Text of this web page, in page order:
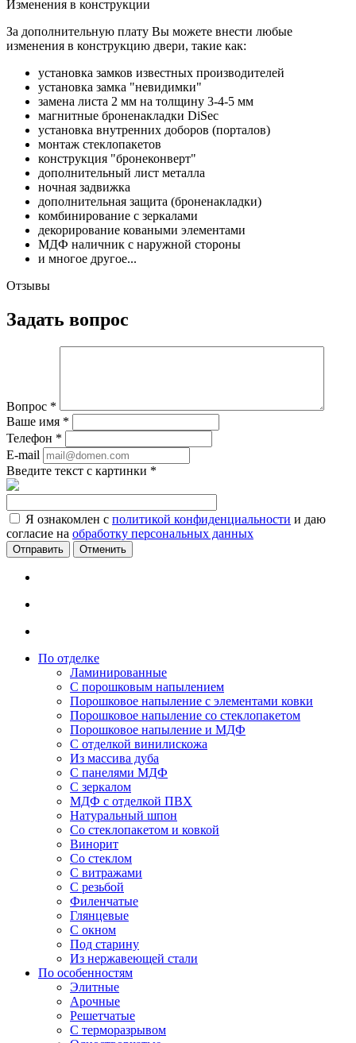
Изменения в конструкции
За дополнительную плату Вы можете внести любые
изменения в конструкцию двери, такие как:
установка замков известных производителей
установка замка "невидимки"
замена листа 2 мм на толщину 3-4-5 мм
магнитные броненакладки DiSec
установка внутренних доборов (порталов)
монтаж стеклопакетов
конструкция "бронеконверт"
дополнительный лист металла
ночная задвижка
дополнительная защита (броненакладки)
комбинирование с зеркалами
декорирование коваными элементами
МДФ наличник с наружной стороны
и многое другое...
Отзывы
Задать вопрос
Вопрос *
Ваше имя *
Телефон *
E-mail
Введите текст с картинки *
Я ознакомлен с политикой конфиденциальности и даю
согласие на обработку персональных данных
Отменить
По отделке
Ламинированные
С порошковым напылением
Порошковое напыление с элементами ковки
Порошковое напыление со стеклопакетом
Порошковое напыление и МДФ
С отделкой винилискожа
Из массива дуба
С панелями МДФ
С зеркалом
МДФ с отделкой ПВХ
Натуральный шпон
Со стеклопакетом и ковкой
Винорит
Со стеклом
С витражами
С резьбой
Филенчатые
Глянцевые
С окном
Под старину
Из нержавеющей стали
По особенностям
Элитные
Арочные
Решетчатые
С терморазрывом